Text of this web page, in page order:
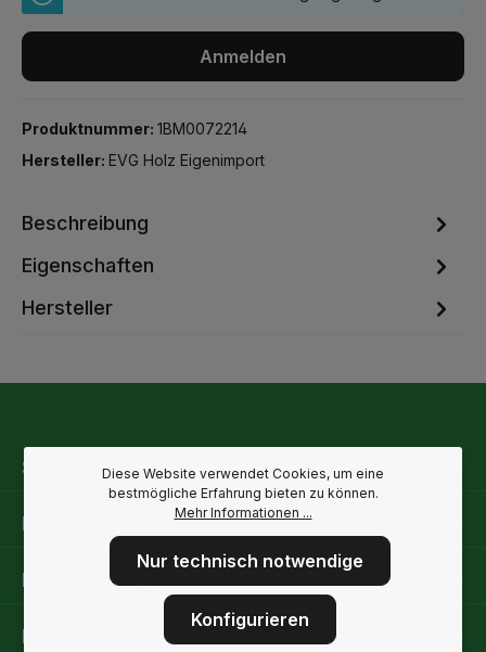
Anmelden
Produktnummer: 1BM0072214
Hersteller: EVG Holz Eigenimport
Beschreibung
Eigenschaften
Hersteller
Service-Hotline
Rechtliche Hinweise
Informationen
Folge uns
Diese Website verwendet Cookies, um eine
bestmögliche Erfahrung bieten zu können.
Mehr Informationen ...
Nur technisch notwendige
Konfigurieren